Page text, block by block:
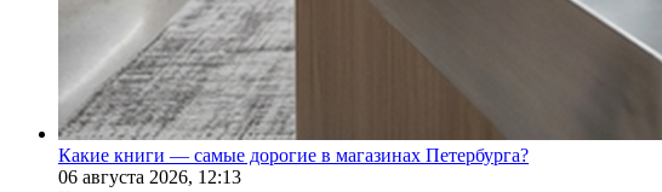
Какие книги — самые дорогие в магазинах Петербурга?
06 августа 2026, 12:13